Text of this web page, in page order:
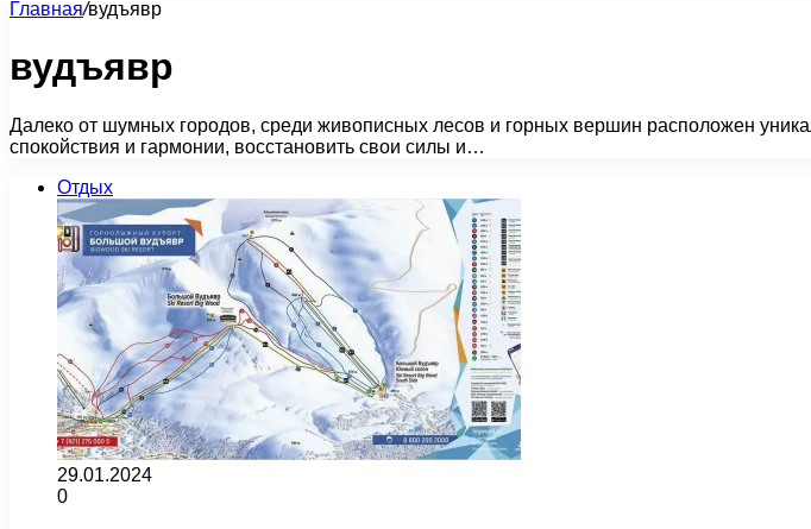
Главная/вудъявр
вудъявр
Далеко от шумных городов, среди живописных лесов и горных вершин расположен
спокойствия и гармонии, восстановить свои силы и…
Отдых
29.01.2024
0